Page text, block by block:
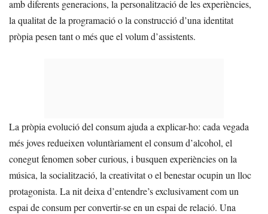
amb diferents generacions, la personalització de les experiències,
la qualitat de la programació o la construcció d’una identitat
pròpia pesen tant o més que el volum d’assistents.
La pròpia evolució del consum ajuda a explicar-ho: cada vegada
més joves redueixen voluntàriament el consum d’alcohol, el
conegut fenomen sober curious, i busquen experiències on la
música, la socialització, la creativitat o el benestar ocupin un lloc
protagonista. La nit deixa d’entendre’s exclusivament com un
espai de consum per convertir-se en un espai de relació. Una